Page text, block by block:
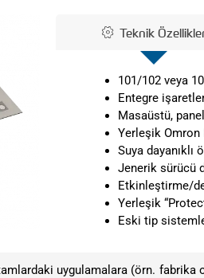
Teknik
101/102 veya
Entegre
Masaüstü,
Yerleşik Omron
Suya dayanıklı
Jenerik sürücü
Etkinleştirme/
Yerleşik
Eski tip
uygulamalara (örn. fabrika